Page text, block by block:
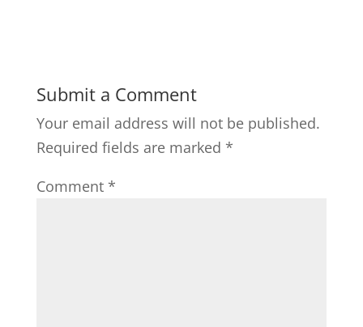
Submit a Comment
Your email address will not be published.
Required fields are marked *
Comment *